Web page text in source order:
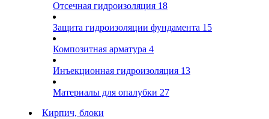
Отсечная гидроизоляция 18
Защита гидроизоляции фундамента 15
Композитная арматура 4
Инъекционная гидроизоляция 13
Материалы для опалубки 27
Кирпич, блоки